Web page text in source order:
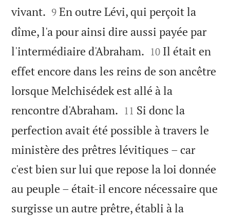
vivant. 

9 En outre Lévi, qui perçoit la
dîme, l'a pour ainsi dire aussi payée par
l'intermédiaire d'Abraham. 

10 Il était en
effet encore dans les reins de son ancêtre
lorsque Melchisédek est allé à la
rencontre d'Abraham. 

11 Si donc la
perfection avait été possible à travers le
ministère des prêtres lévitiques – car
c'est bien sur lui que repose la loi donnée
au peuple – était-il encore nécessaire que
surgisse un autre prêtre, établi à la